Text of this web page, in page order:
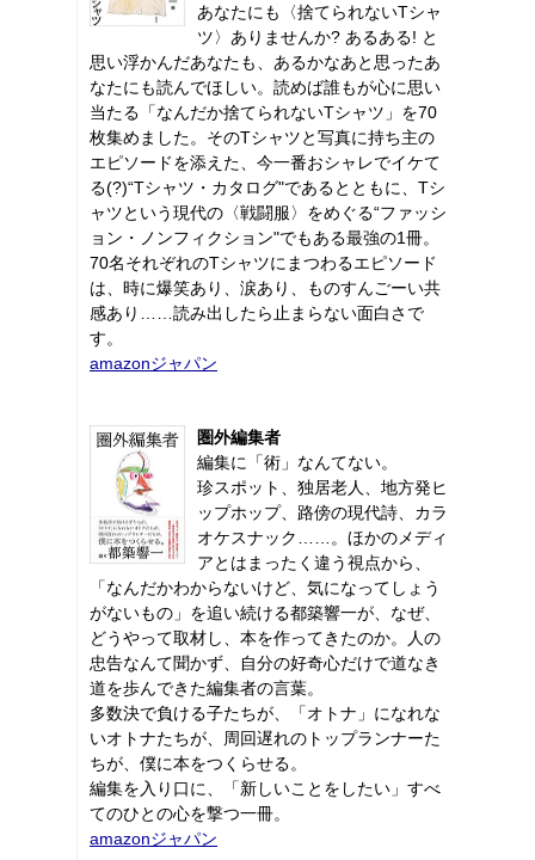
あなたにも〈捨てられないTシャ
ツ〉ありませんか? あるある! と
思い浮かんだあなたも、あるかなあと思ったあ
なたにも読んでほしい。読めば誰もが心に思い
当たる「なんだか捨てられないTシャツ」を70
枚集めました。そのTシャツと写真に持ち主の
エピソードを添えた、今一番おシャレでイケて
る(?)“Tシャツ・カタログ"であるとともに、Tシ
ャツという現代の〈戦闘服〉をめぐる“ファッシ
ョン・ノンフィクション"でもある最強の1冊。
70名それぞれのTシャツにまつわるエピソード
は、時に爆笑あり、涙あり、ものすんごーい共
感あり……読み出したら止まらない面白さで
す。
amazonジャパン
圏外編集者
編集に「術」なんてない。
珍スポット、独居老人、地方発ヒ
ップホップ、路傍の現代詩、カラ
オケスナック……。ほかのメディ
アとはまったく違う視点から、
「なんだかわからないけど、気になってしょう
がないもの」を追い続ける都築響一が、なぜ、
どうやって取材し、本を作ってきたのか。人の
忠告なんて聞かず、自分の好奇心だけで道なき
道を歩んできた編集者の言葉。
多数決で負ける子たちが、「オトナ」になれな
いオトナたちが、周回遅れのトップランナーた
ちが、僕に本をつくらせる。
編集を入り口に、「新しいことをしたい」すべ
てのひとの心を撃つ一冊。
amazonジャパン